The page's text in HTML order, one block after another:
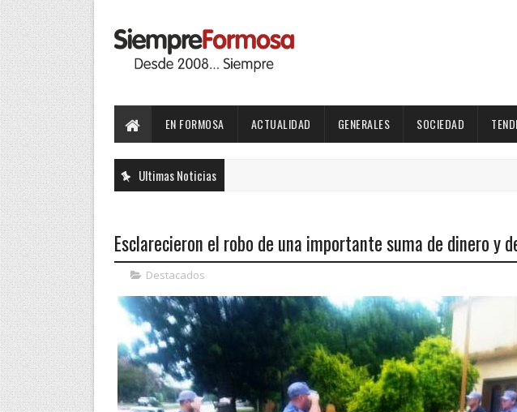
EN FORMOSA ACTUALIDAD GENERALES SOCIEDAD
Ultimas Noticias
Esclarecieron el robo de una importante suma de dinero y
Destacados